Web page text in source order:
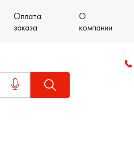
Оплата
заказа
О
компании